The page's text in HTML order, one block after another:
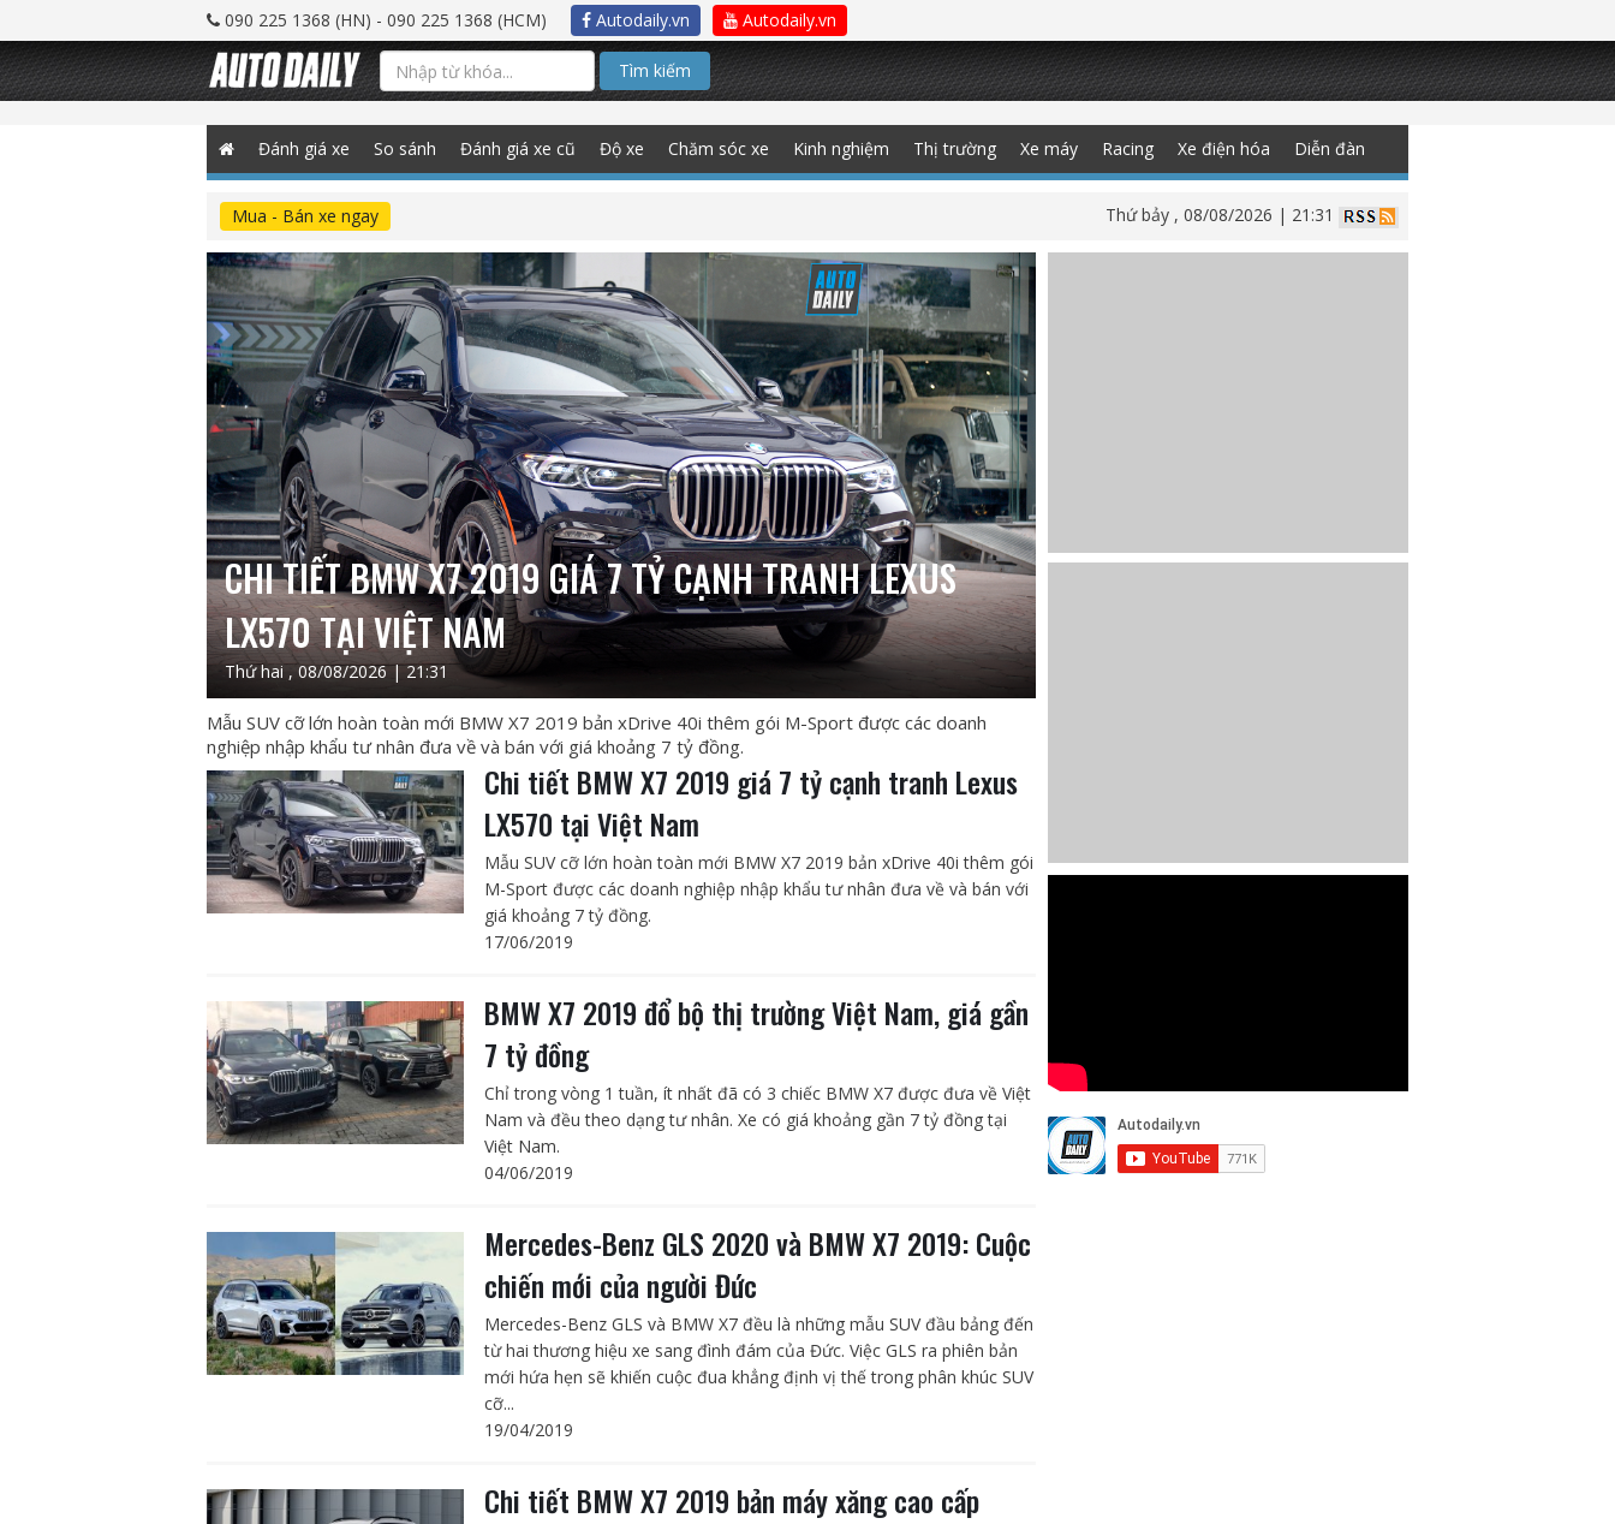
090 225 1368 (HN) - 090 225 1368 (HCM) Autodaily.vn Autodaily.vn
Tìm kiếm
Đánh giá xe So sánh Đánh giá xe cũ Độ xe Chăm sóc xe Kinh nghiệm Thị trường Xe máy Racing Xe điện hóa Diễn đàn
Mua - Bán xe ngay Thứ bảy , 08/08/2026 | 21:31
CHI TIẾT BMW X7 2019 GIÁ 7 TỶ CẠNH TRANH LEXUS
LX570 TẠI VIỆT NAM
Thứ hai , 08/08/2026 | 21:31
Mẫu SUV cỡ lớn hoàn toàn mới BMW X7 2019 bản xDrive 40i thêm gói M-Sport được các doanh
nghiệp nhập khẩu tư nhân đưa về và bán với giá khoảng 7 tỷ đồng.
Chi tiết BMW X7 2019 giá 7 tỷ cạnh tranh Lexus
LX570 tại Việt Nam
Mẫu SUV cỡ lớn hoàn toàn mới BMW X7 2019 bản xDrive 40i thêm gói
M-Sport được các doanh nghiệp nhập khẩu tư nhân đưa về và bán với
giá khoảng 7 tỷ đồng.
17/06/2019
BMW X7 2019 đổ bộ thị trường Việt Nam, giá gần
7 tỷ đồng
Chỉ trong vòng 1 tuần, ít nhất đã có 3 chiếc BMW X7 được đưa về Việt
Nam và đều theo dạng tư nhân. Xe có giá khoảng gần 7 tỷ đồng tại
Việt Nam.
04/06/2019
Mercedes-Benz GLS 2020 và BMW X7 2019: Cuộc
chiến mới của người Đức
Mercedes-Benz GLS và BMW X7 đều là những mẫu SUV đầu bảng đến
từ hai thương hiệu xe sang đình đám của Đức. Việc GLS ra phiên bản
mới hứa hẹn sẽ khiến cuộc đua khẳng định vị thế trong phân khúc SUV
cỡ...
19/04/2019
Chi tiết BMW X7 2019 bản máy xăng cao cấp